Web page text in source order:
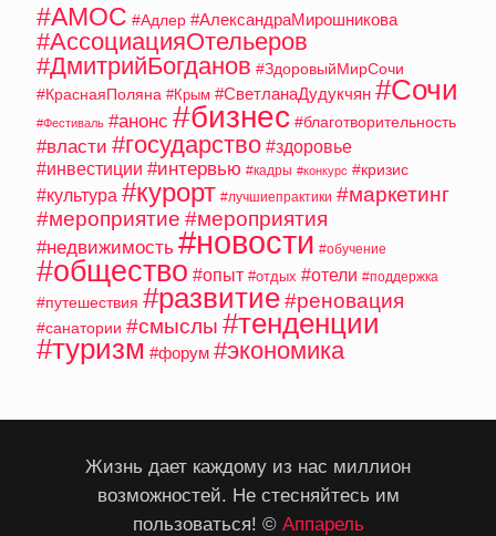
#АМОС #Адлер #АлександраМирошникова
#АссоциацияОтельеров
#ДмитрийБогданов #ЗдоровыйМирСочи
#КраснаяПоляна #Крым #СветланаДудукчян #Сочи
#Фестиваль #анонс #бизнес #благотворительность
#власти #государство #здоровье
#инвестиции #интервью #кадры #конкурс #кризис
#культура #курорт #лучшиепрактики #маркетинг
#мероприятие #мероприятия
#недвижимость #новости #обучение
#общество #опыт #отдых #отели #поддержка
#путешествия #развитие#реновация
#санатории #смыслы #тенденции
#туризм #форум #экономика
Жизнь дает каждому из нас миллион
возможностей. Не стесняйтесь им
пользоваться! © Аппарель